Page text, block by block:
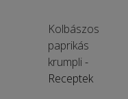
Kolbászos
paprikás
krumpli-
Receptek